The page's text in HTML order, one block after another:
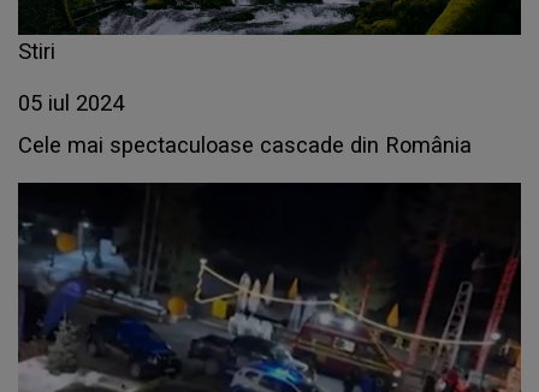
Stiri
05 iul 2024
Cele mai spectaculoase cascade din România